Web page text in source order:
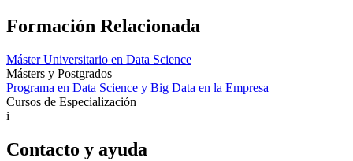
Formación Relacionada
Máster Universitario en Data Science
Másters y Postgrados
Programa en Data Science y Big Data en la Empresa
Cursos de Especialización
i
Contacto y ayuda